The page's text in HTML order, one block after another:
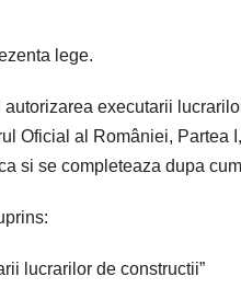
lege.
executarii
Oficial al României, Partea
si se completeaza dupa
lucrarilor de constructii”